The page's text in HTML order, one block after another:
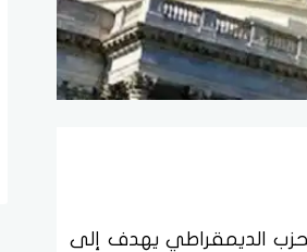
الديمقراطي يهدف إلى